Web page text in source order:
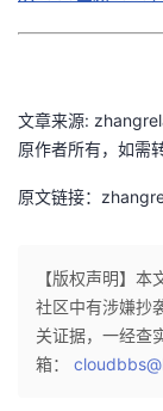
验
收
支
声
议
文章来源:
原作者所有，如需
原文链接：
【版权声明】
社区中有涉嫌抄
关证据，一经查
箱：